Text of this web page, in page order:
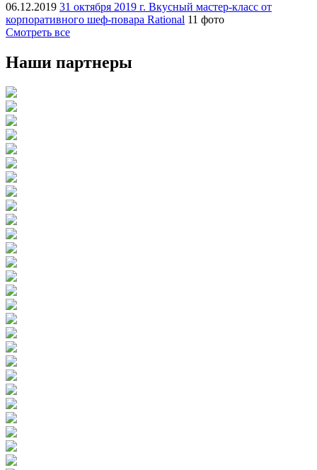
06.12.2019 31 октября 2019 г. Вкусный мастер-класс от
корпоративного шеф-повара Rational 11 фото
Смотреть все
Наши партнеры